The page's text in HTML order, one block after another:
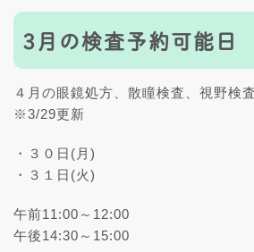
3月の検査予約可能日
４月の眼鏡処方、散瞳検査、視野検
※3/29更新
・３０日(月)
・３１日(火)
午前11:00～12:00
午後14:30～15:00